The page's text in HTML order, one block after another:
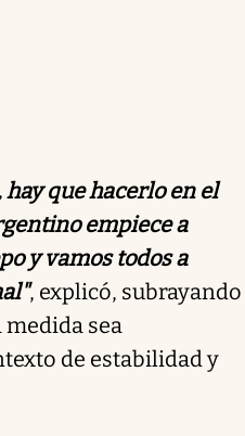
que hacerlo en el
empiece a
y vamos todos a
, explicó, subrayando
sea
de estabilidad y